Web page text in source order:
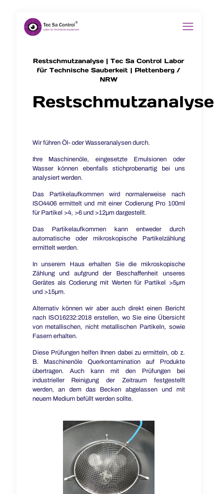
Restschmutzanalyse | Tec Sa Control Labor
für Technische Sauberkeit | Plettenberg /
NRW
Restschmutzanalyse
Wir führen Öl- oder Wasseranalysen durch.
Ihre Maschinenöle, eingesetzte Emulsionen oder
Wasser können ebenfalls stichprobenartig bei uns
analysiert werden.
Das Partikelaufkommen wird normalerweise nach
ISO4406 ermittelt und mit einer Codierung Pro 100ml
für Partikel >4, >6 und >12µm dargestellt.
Das Partikelaufkommen kann entweder durch
automatische oder mikroskopische Partikelzählung
ermittelt werden.
In unserem Haus erhalten Sie die mikroskopische
Zählung und aufgrund der Beschaffenheit unseres
Gerätes als Codierung mit Werten für Partikel >5µm
und >15µm.
Alternativ können wir aber auch direkt einen Bericht
nach ISO16232:2018 erstellen, wo Sie eine Übersicht
von metallischen, nicht metallischen Partikeln, sowie
Fasern erhalten.
Diese Prüfungen helfen Ihnen dabei zu ermitteln, ob z.
B. Maschinenöle Querkontamination auf Produkte
übertragen. Auch kann mit den Prüfungen bei
industrieller Reinigung der Zeitraum festgestellt
werden, an dem das Becken abgelassen und mit
neuem Medium befüllt werden sollte.